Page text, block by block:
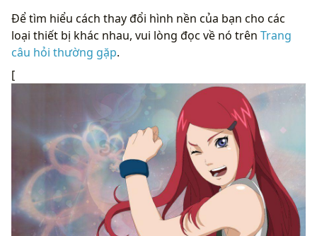
Để tìm hiểu cách thay đổi hình nền của bạn cho các
loại thiết bị khác nhau, vui lòng đọc về nó trên Trang
câu hỏi thường gặp.
[